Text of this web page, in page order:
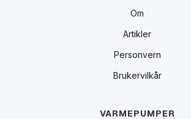
Om
Artikler
Personvern
Brukervilkår
VARMEPUMPER